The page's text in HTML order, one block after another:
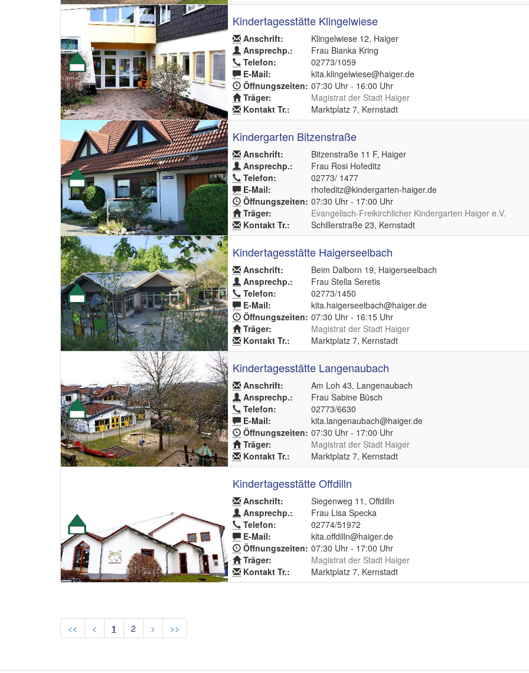
Kindertagesstätte Klingelwiese
Anschrift:
Klingelwiese 12, Haiger
Ansprechp.:
Frau Bianka Kring
Telefon:
02773/1059
E-Mail:
kita.klingelwiese@haiger.de
Öffnungszeiten: 07:30 Uhr - 16:00 Uhr
Träger:
Magistrat der Stadt Haiger
Kontakt Tr.:
Marktplatz 7, Kernstadt
Kindergarten Bitzenstraße
Anschrift:
Bitzenstraße 11 F, Haiger
Ansprechp.:
Frau Rosi Hofeditz
Telefon:
02773/ 1477
E-Mail:
rhofeditz@kindergarten-haiger.de
Öffnungszeiten: 07:30 Uhr - 17:00 Uhr
Träger:
Evangelisch-Freikirchlicher Kindergarten Haiger e.V.
Kontakt Tr.:
Schillerstraße 23, Kernstadt
Kindertagesstätte Haigerseelbach
Anschrift:
Beim Dalborn 19, Haigerseelbach
Ansprechp.:
Frau Stella Seretis
Telefon:
02773/1450
E-Mail:
kita.haigerseelbach@haiger.de
Öffnungszeiten: 07:30 Uhr - 16:15 Uhr
Träger:
Magistrat der Stadt Haiger
Kontakt Tr.:
Marktplatz 7, Kernstadt
Kindertagesstätte Langenaubach
Anschrift:
Am Loh 43, Langenaubach
Ansprechp.:
Frau Sabine Büsch
Telefon:
02773/6630
E-Mail:
kita.langenaubach@haiger.de
Öffnungszeiten: 07:30 Uhr - 17:00 Uhr
Träger:
Magistrat der Stadt Haiger
Kontakt Tr.:
Marktplatz 7, Kernstadt
Kindertagesstätte Offdilln
Anschrift:
Siegenweg 11, Offdilln
Ansprechp.:
Frau Lisa Specka
Telefon:
02774/51972
E-Mail:
kita.offdilln@haiger.de
Öffnungszeiten: 07:30 Uhr - 17:00 Uhr
Träger:
Magistrat der Stadt Haiger
Kontakt Tr.:
Marktplatz 7, Kernstadt
<< < 1 2 > >>